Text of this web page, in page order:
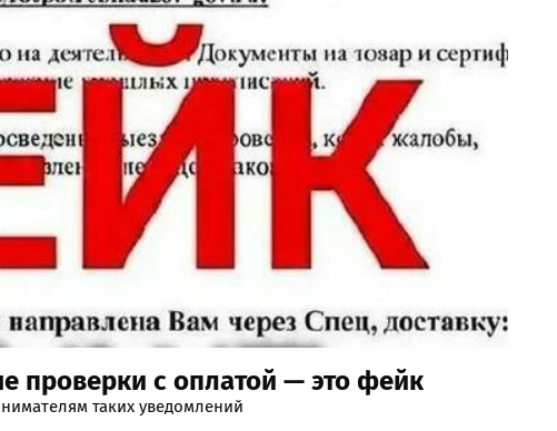
проверки с оплатой — это фейк
таких уведомлений